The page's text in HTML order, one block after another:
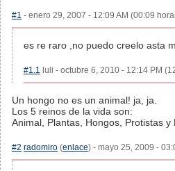
#1 - enero 29, 2007 - 12:09 AM (00:09
es re raro ,no puedo creelo asta
#1.1 luli - octubre 6, 2010 - 12:14 PM
Un hongo no es un animal! ja, ja.
Los 5 reinos de la vida son:
Animal, Plantas, Hongos, Protistas y
#2 radomiro (enlace) - mayo 25, 2009 -